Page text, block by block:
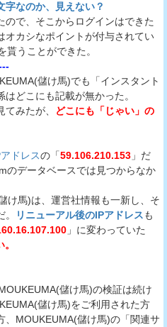
字なのか、見えない？
ので、そこからログインはできた
オカシなポイントが付与されてい
貰うことができた。
儲け馬)でも「インスタント
どこにも記載が無かった。
てみたが、
どこにも「じゃい」の
ドレスの「59.106.210.153 」だ
のデータベースでは見つからなか
け馬)は、運営社情報も一新し、そ
リニューアル後のIPアドレスも
」に変わっていた
儲け馬)の検証は続け
儲け馬)をご利用された方
、MOUKEUMA(儲け馬)の「関連サ